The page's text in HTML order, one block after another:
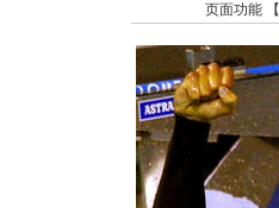
页面功能 【